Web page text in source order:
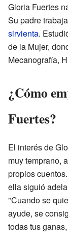
Gloria Fuertes
Su padre
sirvienta.
de la Mujer,
Mecanografía,
¿Cómo
Fuertes?
El interés de
muy temprano,
propios
ella siguió
"Cuando se
ayude, se
todas tus